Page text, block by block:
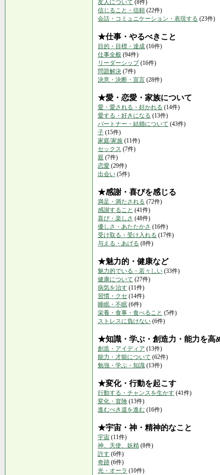
友人について (8件)
信じること・信頼 (22件)
会話・コミュニケーション・表現する (23件)
★仕事・やるべきこと
目的・目標・達成 (16件)
仕事全般 (94件)
リーダーシップ(16件)
問題解決 (7件)
決意・決断・宣言 (28件)
★愛・恋愛・家族について
愛・愛される・好かれる (14件)
愛する・好きになる (13件)
パートナー・結婚について (43件)
子 (15件)
家庭/家族 (11件)
セックス (7件)
親 (7件)
恋愛 (29件)
出会い (5件)
★感謝・喜びを感じる
満足・満たされる (72件)
感謝すること (41件)
喜び・楽しさ (48件)
優しさ・あたたかさ (16件)
受け取る・受け入れる (17件)
与える・あげる (8件)
★魅力的・健康など
魅力的でいる・若々しい (33件)
健康について (27件)
病気を治す (11件)
習慣・クセ (14件)
睡眠・不眠 (6件)
栄養・食事・食べること (5件)
ストレスに負けない (6件)
★知識・学ぶ・創造力・能力を高
創造・アイディア (13件)
能力・才能について (62件)
勉強・学ぶ・知識 (13件)
★変化・行動を起こす
行動する・チャンスを生かす (41件)
変化・冒険 (13件)
進むべき道を進む (16件)
★宇宙・神・精神的なこと
宇宙 (11件)
神、天使、妖精 (8件)
許す (6件)
奇跡 (6件)
光・オーラ (10件)